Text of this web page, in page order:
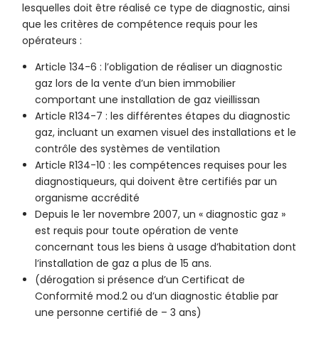
lesquelles doit être réalisé ce type de diagnostic, ainsi
que les critères de compétence requis pour les
opérateurs :
Article 134-6 : l’obligation de réaliser un diagnostic
gaz lors de la vente d’un bien immobilier
comportant une installation de gaz vieillissan
Article R134-7 : les différentes étapes du diagnostic
gaz, incluant un examen visuel des installations et le
contrôle des systèmes de ventilation
Article R134-10 : les compétences requises pour les
diagnostiqueurs, qui doivent être certifiés par un
organisme accrédité
Depuis le 1er novembre 2007, un « diagnostic gaz »
est requis pour toute opération de vente
concernant tous les biens à usage d’habitation dont
l’installation de gaz a plus de 15 ans.
(dérogation si présence d’un Certificat de
Conformité mod.2 ou d’un diagnostic établie par
une personne certifié de – 3 ans)